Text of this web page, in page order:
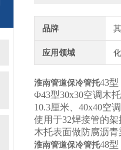
品牌
应用领域
淮南管道保冷管托43型
Φ43型30x30空调木
10.3厘米、40x40空
使用于32焊接管的
木托表面做防腐沥
淮南管道保冷管托48型